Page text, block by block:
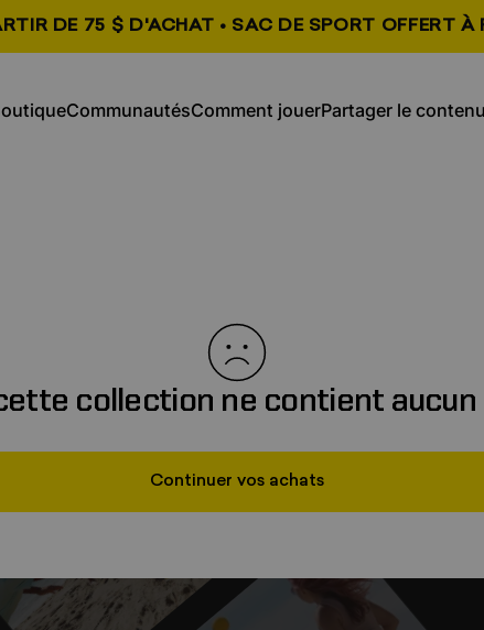
DE 75 $ D'ACHAT • SAC DE SPORT OFFERT
CommunautésComment jouerPartager le
collection ne contient aucun
Continuer vos achats